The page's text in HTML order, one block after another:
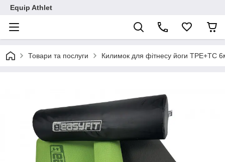
Equip Athlet
Товари та послуги Килимок для фітнесу йоги TPE+TC